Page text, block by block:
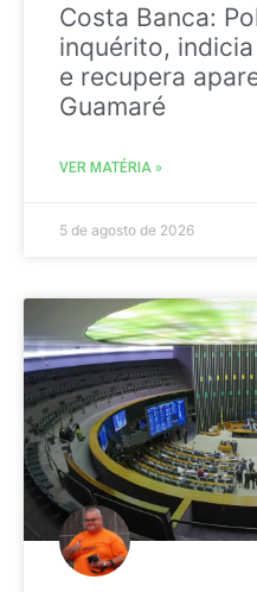
Costa Banca:
inquérito,
e recupera
Guamaré
VER MATÉRIA »
5 de agosto de 2026